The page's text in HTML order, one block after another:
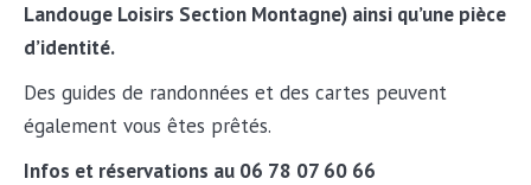
Landouge Loisirs Section Montagne) ainsi qu’une pièce
d’identité.
Des guides de randonnées et des cartes peuvent
également vous êtes prêtés.
Infos et réservations au 06 78 07 60 66